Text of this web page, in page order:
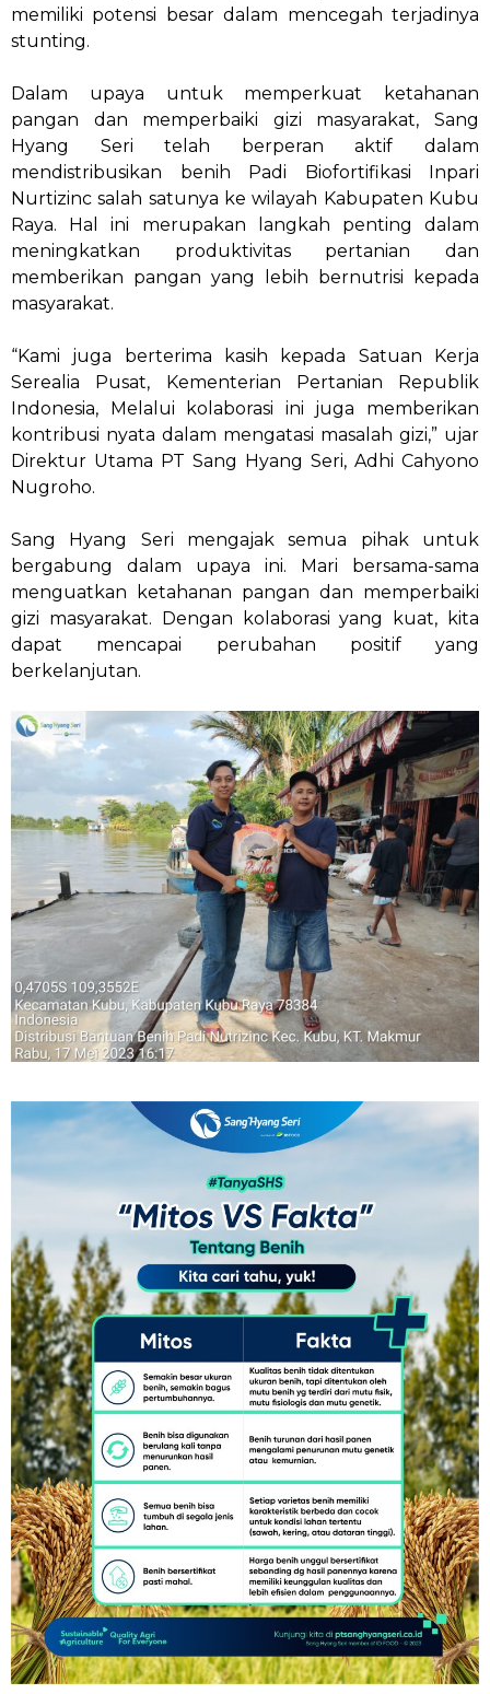
memiliki potensi besar dalam mencegah terjadinya
stunting.
Dalam upaya untuk memperkuat ketahanan
pangan dan memperbaiki gizi masyarakat, Sang
Hyang Seri telah berperan aktif dalam
mendistribusikan benih Padi Biofortifikasi Inpari
Nurtizinc salah satunya ke wilayah Kabupaten Kubu
Raya. Hal ini merupakan langkah penting dalam
meningkatkan produktivitas pertanian dan
memberikan pangan yang lebih bernutrisi kepada
masyarakat.
“Kami juga berterima kasih kepada Satuan Kerja
Serealia Pusat, Kementerian Pertanian Republik
Indonesia, Melalui kolaborasi ini juga memberikan
kontribusi nyata dalam mengatasi masalah gizi,” ujar
Direktur Utama PT Sang Hyang Seri, Adhi Cahyono
Nugroho.
Sang Hyang Seri mengajak semua pihak untuk
bergabung dalam upaya ini. Mari bersama-sama
menguatkan ketahanan pangan dan memperbaiki
gizi masyarakat. Dengan kolaborasi yang kuat, kita
dapat mencapai perubahan positif yang
berkelanjutan.